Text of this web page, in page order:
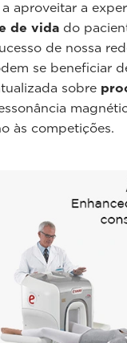
aproveitar a
de vida do
de nossa
se beneficiar
sobre
às competições.